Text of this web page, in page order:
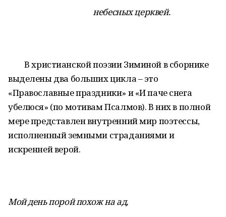
небесных церквей.
В христианской поэзии Зиминой в сборнике
выделены два больших цикла – это
«Православные праздники» и «И паче снега
убелюся» (по мотивам Псалмов). В них в полной
мере представлен внутренний мир поэтессы,
исполненный земными страданиями и
искренней верой.
Мой день порой похож на ад,